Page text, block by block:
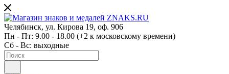
Челябинск, ул. Кирова 19, оф. 906
Пн - Пт: 9.00 - 18.00 (+2 к московскому времени)
Сб - Вс: выходные